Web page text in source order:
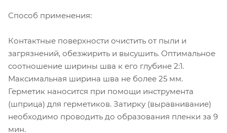
Способ применения:
Контактные поверхности очистить от пыли и
загрязнений, обезжирить и высушить. Оптимальное
соотношение ширины шва к его глубине 2:1.
Максимальная ширина шва не более 25 мм.
Герметик наносится при помощи инструмента
(шприца) для герметиков. Затирку (выравнивание)
необходимо проводить до образования пленки за 9
мин.